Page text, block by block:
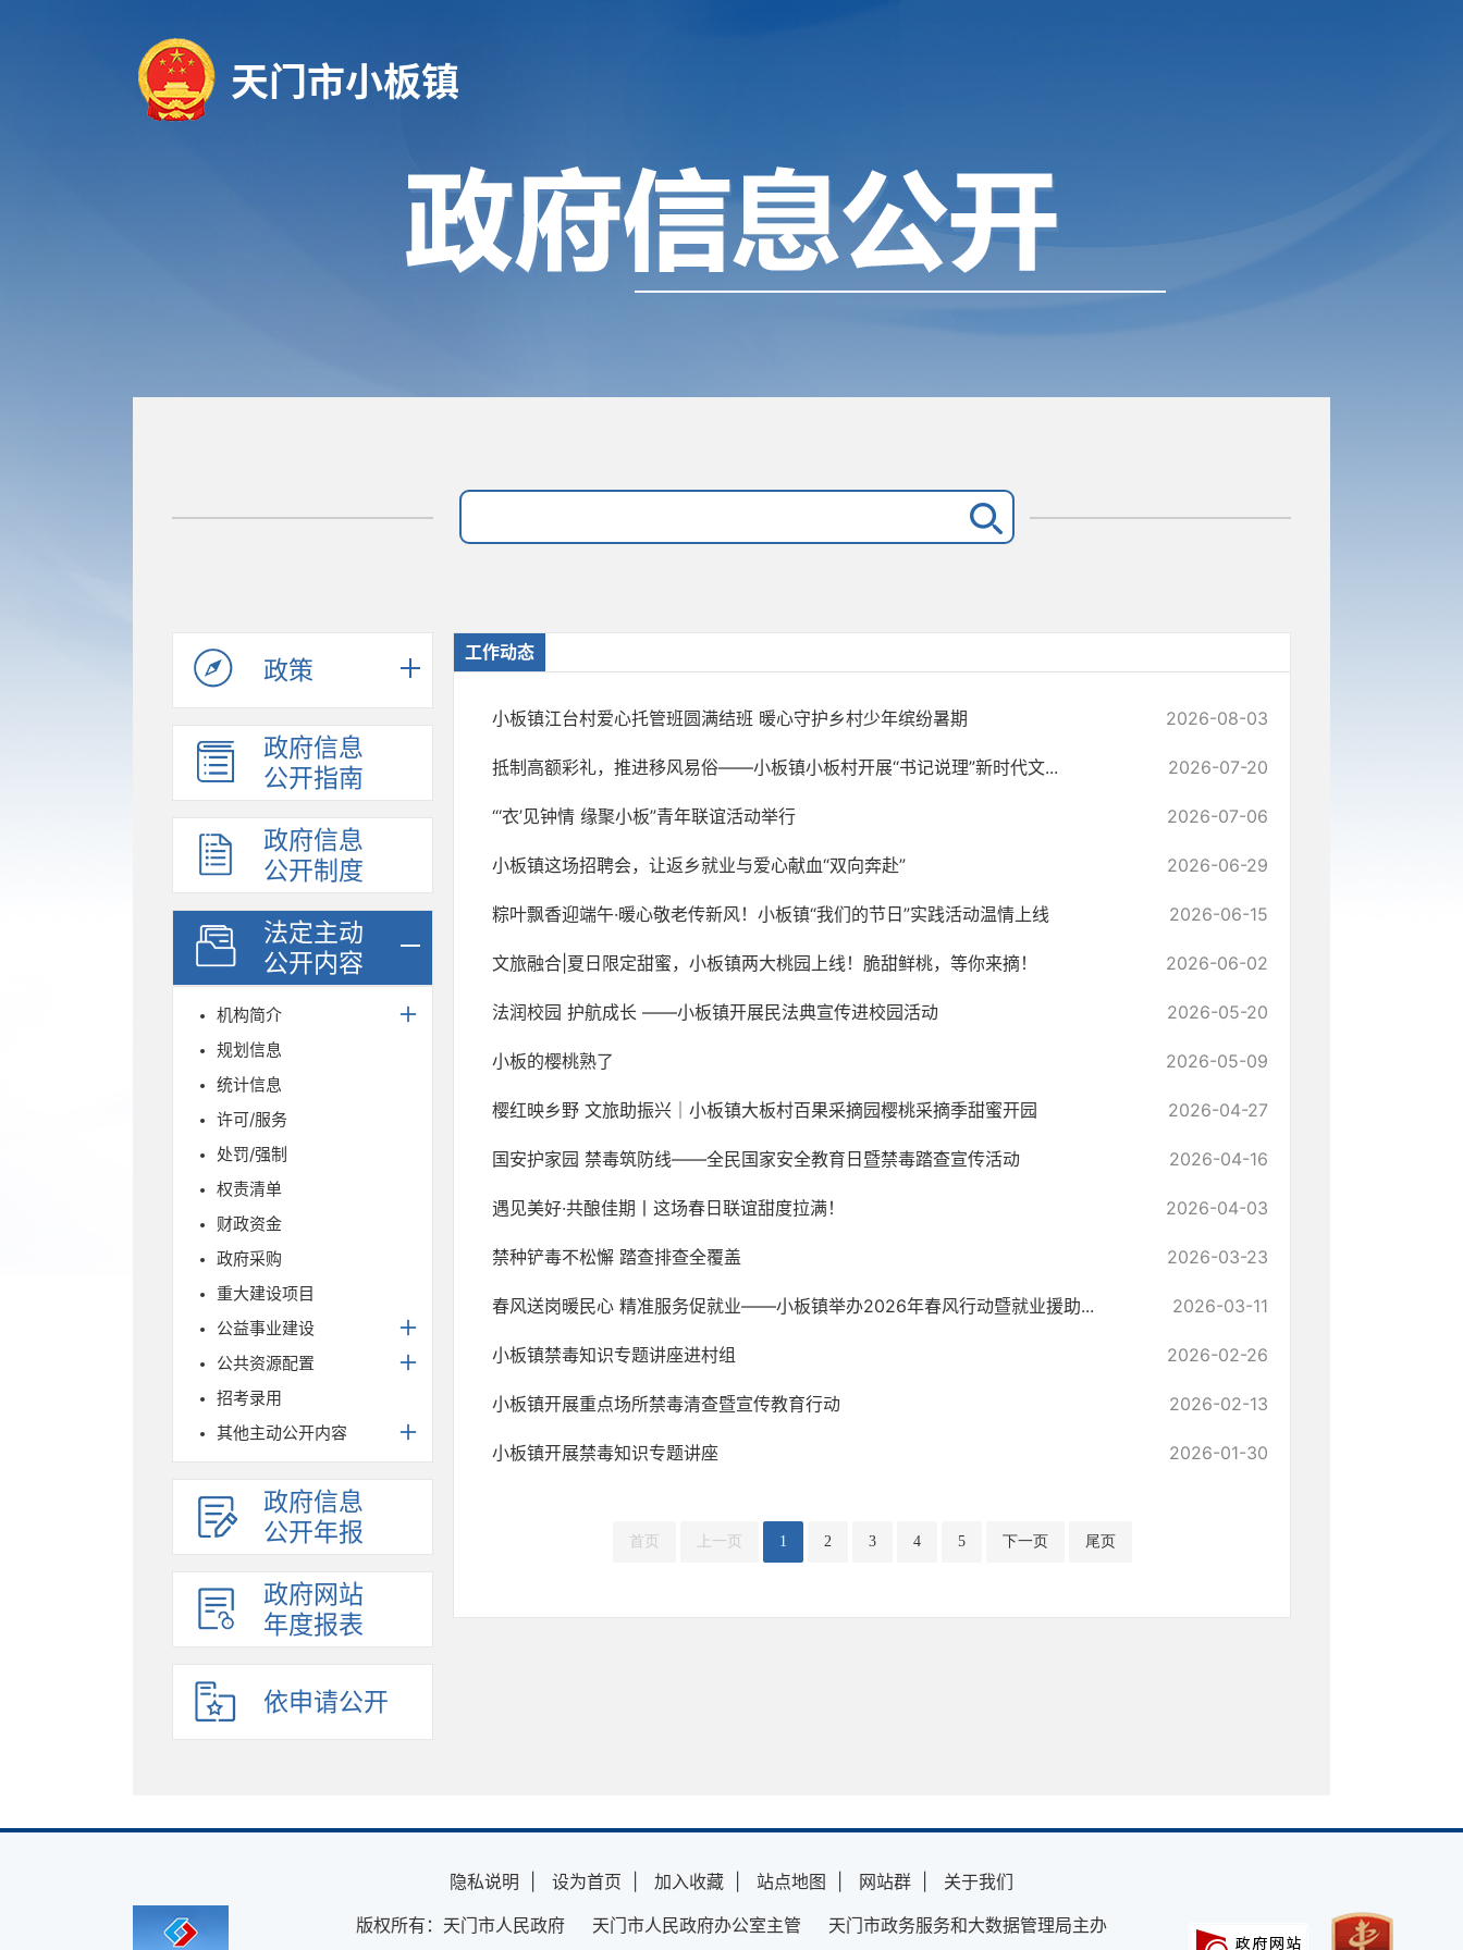
天门市小板镇
政策
政府信息
公开指南
政府信息
公开制度
法定主动
公开内容
机构简介
规划信息
统计信息
许可/服务
处罚/强制
权责清单
财政资金
政府采购
重大建设项目
公益事业建设
公共资源配置
招考录用
其他主动公开内容
政府信息
公开年报
政府网站
年度报表
依申请公开
工作动态
小板镇江台村爱心托管班圆满结班 暖心守护乡村少年缤纷暑期 2026-08-03
抵制高额彩礼，推进移风易俗——小板镇小板村开展“书记说理”新时代文... 2026-07-20
“‘衣’见钟情 缘聚小板”青年联谊活动举行 2026-07-06
小板镇这场招聘会，让返乡就业与爱心献血“双向奔赴” 2026-06-29
粽叶飘香迎端午·暖心敬老传新风！小板镇“我们的节日”实践活动温情上线 2026-06-15
文旅融合|夏日限定甜蜜，小板镇两大桃园上线！脆甜鲜桃，等你来摘！ 2026-06-02
法润校园 护航成长 ——小板镇开展民法典宣传进校园活动 2026-05-20
小板的樱桃熟了 2026-05-09
樱红映乡野 文旅助振兴｜小板镇大板村百果采摘园樱桃采摘季甜蜜开园 2026-04-27
国安护家园 禁毒筑防线——全民国家安全教育日暨禁毒踏查宣传活动 2026-04-16
遇见美好·共酿佳期丨这场春日联谊甜度拉满！ 2026-04-03
禁种铲毒不松懈 踏查排查全覆盖 2026-03-23
春风送岗暖民心 精准服务促就业——小板镇举办2026年春风行动暨就业援助... 2026-03-11
小板镇禁毒知识专题讲座进村组 2026-02-26
小板镇开展重点场所禁毒清查暨宣传教育行动 2026-02-13
小板镇开展禁毒知识专题讲座 2026-01-30
首页 上一页 1 2 3 4 5 下一页 尾页
隐私说明 设为首页 加入收藏 站点地图 网站群
关于我们
版权所有：天门市人民政府 天门市人民政府办公室主管 天门市政务服务和大数据管理局主办